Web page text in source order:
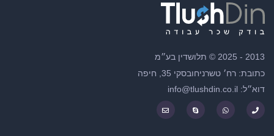
2013 - 2025 © תלושדין בע״מ
כתובת: רח׳ טשרניחובסקי 35, חיפה
דוא״ל: info@tlushdin.co.il